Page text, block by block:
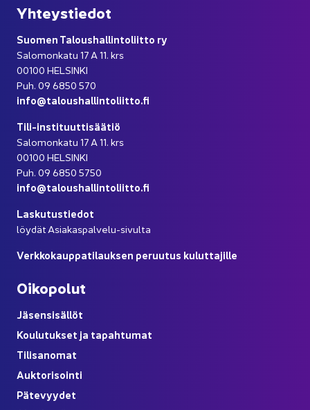
Yh­teys­tie­dot
Suo­men Ta­lous­hal­lin­to­liit­to ry
Sa­lo­mon­ka­tu 17 A 11. krs
00100 HEL­SIN­KI
Puh. 09 6850 570
info@ta­lous­hal­lin­to­liit­to.fi
Tili-​instituuttisäätiö
Sa­lo­mon­ka­tu 17 A 11. krs
00100 HEL­SIN­KI
Puh. 09 6850 5750
info@ta­lous­hal­lin­to­liit­to.fi
Las­ku­tus­tie­dot
löy­dät Asiakaspalvelu-​sivulta
Verk­ko­kaup­pa­ti­lauk­sen pe­ruu­tus ku­lut­ta­jil­le
Oi­ko­po­lut
Jä­sen­si­säl­löt
Kou­lu­tuk­set ja ta­pah­tu­mat
Ti­li­sa­no­mat
Auk­to­ri­soin­ti
Pä­te­vyy­det